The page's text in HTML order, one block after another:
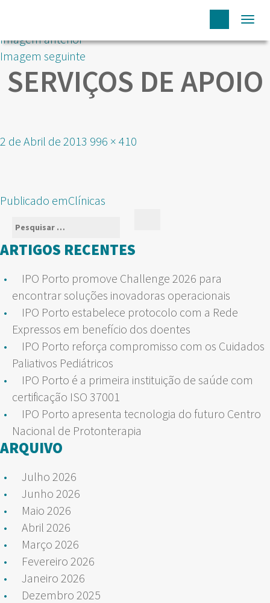
Imagem anterior
Imagem seguinte
SERVIÇOS DE APOIO
Publicado
2 de Abril de 2013 Tamanho
996 × 410
NAVEGAÇÃO
ARTIGOS
Publicado emClínicas
Pesquisar
por:
ARTIGOS RECENTES
IPO Porto promove Challenge 2026 para
encontrar soluções inovadoras operacionais
IPO Porto estabelece protocolo com a Rede
Expressos em benefício dos doentes
IPO Porto reforça compromisso com os Cuidados
Paliativos Pediátricos
IPO Porto é a primeira instituição de saúde com
certificação ISO 37001
IPO Porto apresenta tecnologia do futuro Centro
Nacional de Protonterapia
ARQUIVO
Julho 2026
Junho 2026
Maio 2026
Abril 2026
Março 2026
Fevereiro 2026
Janeiro 2026
Dezembro 2025